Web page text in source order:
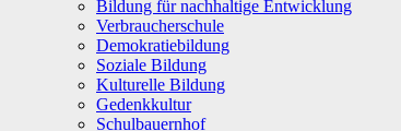
Bildung für nachhaltige Entwicklung
Verbraucherschule
Demokratiebildung
Soziale Bildung
Kulturelle Bildung
Gedenkkultur
Schulbauernhof